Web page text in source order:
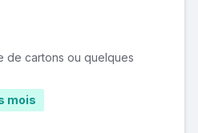
de cartons ou quelques
mois